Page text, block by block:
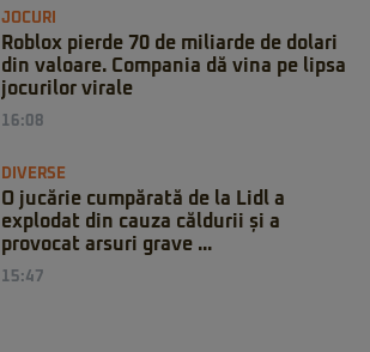
JOCURI
Roblox pierde 70 de miliarde de dolari
din valoare. Compania dă vina pe lipsa
jocurilor virale
16:08
DIVERSE
O jucărie cumpărată de la Lidl a
explodat din cauza căldurii și a
provocat arsuri grave ...
15:47